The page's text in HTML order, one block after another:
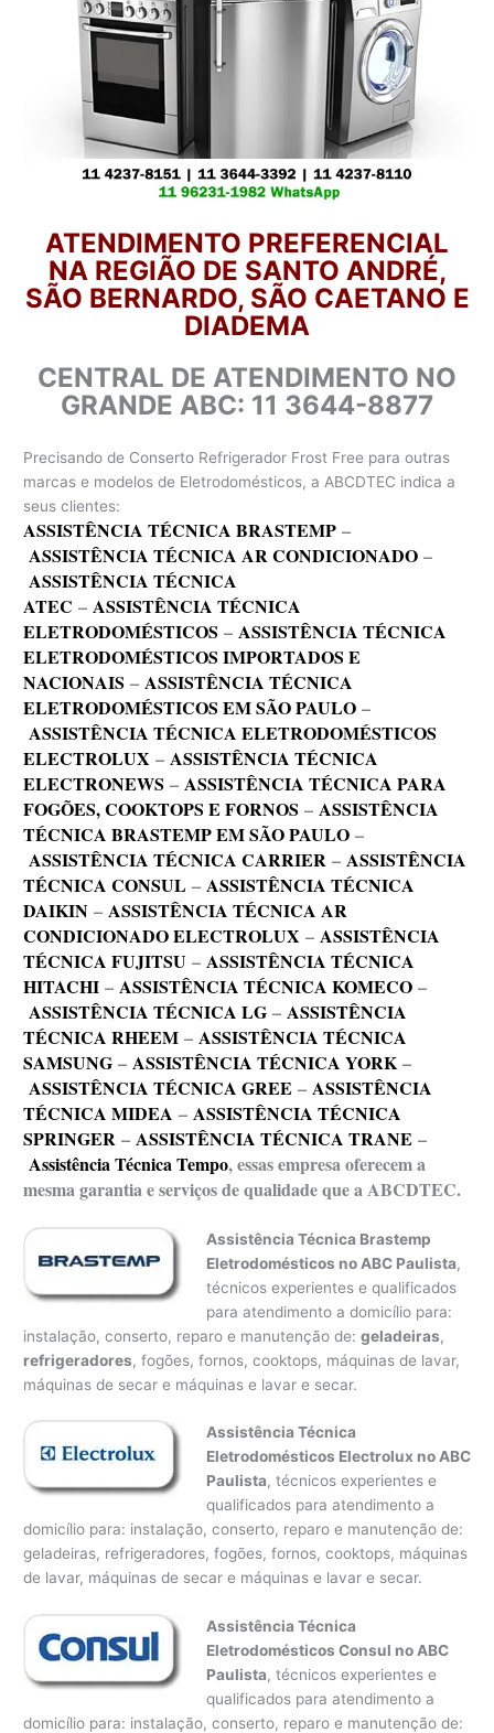
ATENDIMENTO PREFERENCIAL
NA REGIÃO DE SANTO ANDRÉ,
SÃO BERNARDO, SÃO CAETANO E
DIADEMA
CENTRAL DE ATENDIMENTO NO
GRANDE ABC: 11 3644-8877
Precisando de Conserto Refrigerador Frost Free para outras
marcas e modelos de Eletrodomésticos, a ABCDTEC indica a
seus clientes:
ASSISTÊNCIA TÉCNICA BRASTEMP –
ASSISTÊNCIA TÉCNICA AR CONDICIONADO –
ASSISTÊNCIA TÉCNICA
ATEC –ASSISTÊNCIA TÉCNICA
ELETRODOMÉSTICOS –ASSISTÊNCIA TÉCNICA
ELETRODOMÉSTICOS IMPORTADOS E
NACIONAIS –ASSISTÊNCIA TÉCNICA
ELETRODOMÉSTICOS EM SÃO PAULO –
ASSISTÊNCIA TÉCNICA ELETRODOMÉSTICOS
ELECTROLUX –ASSISTÊNCIA TÉCNICA
ELECTRONEWS –ASSISTÊNCIA TÉCNICA PARA
FOGÕES, COOKTOPS E FORNOS –ASSISTÊNCIA
TÉCNICA BRASTEMP EM SÃO PAULO –
ASSISTÊNCIA TÉCNICA CARRIER –ASSISTÊNCIA
TÉCNICA CONSUL –ASSISTÊNCIA TÉCNICA
DAIKIN –ASSISTÊNCIA TÉCNICA AR
CONDICIONADO ELECTROLUX –ASSISTÊNCIA
TÉCNICA FUJITSU –ASSISTÊNCIA TÉCNICA
HITACHI –ASSISTÊNCIA TÉCNICA KOMECO –
ASSISTÊNCIA TÉCNICA LG –ASSISTÊNCIA
TÉCNICA RHEEM –ASSISTÊNCIA TÉCNICA
SAMSUNG –ASSISTÊNCIA TÉCNICA YORK–
ASSISTÊNCIA TÉCNICA GREE –ASSISTÊNCIA
TÉCNICA MIDEA –ASSISTÊNCIA TÉCNICA
SPRINGER –ASSISTÊNCIA TÉCNICA TRANE –
Assistência Técnica Tempo, essas empresa oferecem a
mesma garantia e serviços de qualidade que a ABCDTEC.
Assistência Técnica Brastemp
Eletrodomésticos no ABC Paulista,
técnicos experientes e qualificados
para atendimento a domicílio para:
instalação, conserto, reparo e manutenção de:geladeiras,
refrigeradores, fogões, fornos, cooktops, máquinas de lavar,
máquinas de secar e máquinas e lavar e secar.
Assistência Técnica
Eletrodomésticos Electrolux no ABC
Paulista, técnicos experientes e
qualificados para atendimento a
domicílio para: instalação, conserto, reparo e manutenção de:
geladeiras, refrigeradores, fogões, fornos, cooktops, máquinas
de lavar, máquinas de secar e máquinas e lavar e secar.
Assistência Técnica
Eletrodomésticos Consul no ABC
Paulista, técnicos experientes e
qualificados para atendimento a
domicílio para: instalação, conserto, reparo e manutenção de: